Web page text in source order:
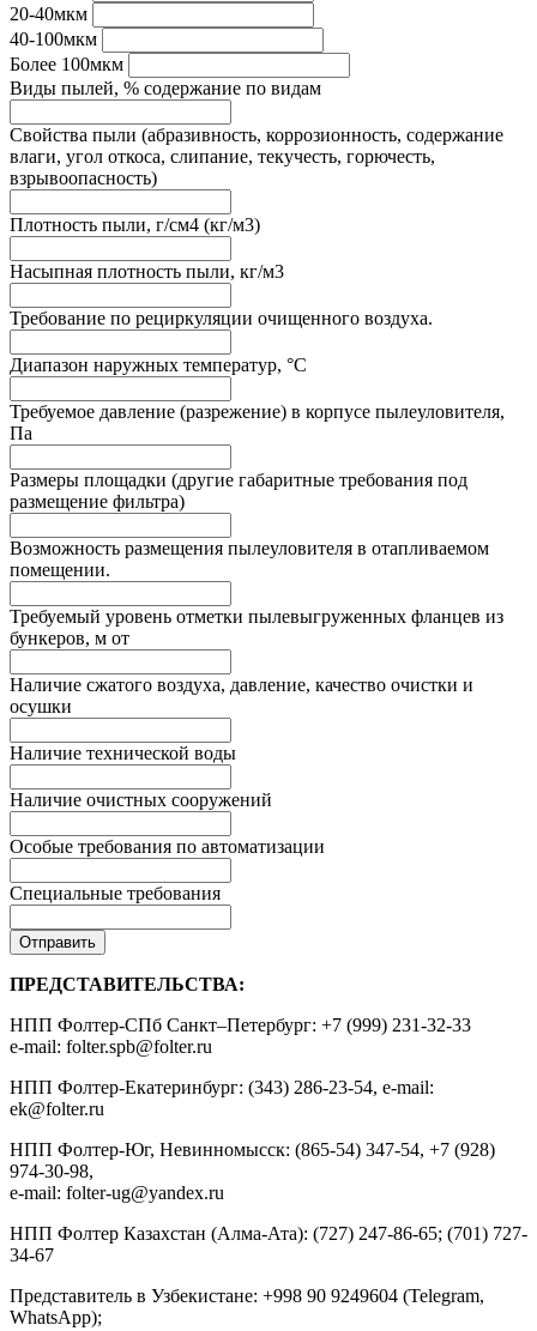
20-40мкм
40-100мкм
Более 100мкм
Виды пылей, % содержание по видам
Свойства пыли (абразивность, коррозионность, содержание
влаги, угол откоса, слипание, текучесть, горючесть,
взрывоопасность)
Плотность пыли, г/см4 (кг/м3)
Насыпная плотность пыли, кг/м3
Требование по рециркуляции очищенного воздуха.
Диапазон наружных температур, °С
Требуемое давление (разрежение) в корпусе пылеуловителя,
Па
Размеры площадки (другие габаритные требования под
размещение фильтра)
Возможность размещения пылеуловителя в отапливаемом
помещении.
Требуемый уровень отметки пылевыгруженных фланцев из
бункеров, м от
Наличие сжатого воздуха, давление, качество очистки и
осушки
Наличие технической воды
Наличие очистных сооружений
Особые требования по автоматизации
Специальные требования
ПРЕДСТАВИТЕЛЬСТВА:
НПП Фолтер-СПб Санкт–Петербург: +7 (999) 231-32-33
e-mail: folter.spb@folter.ru
НПП Фолтер-Екатеринбург: (343) 286-23-54, e-mail:
ek@folter.ru
НПП Фолтер-Юг, Невинномысск: (865-54) 347-54, +7 (928)
974-30-98,
e-mail: folter-ug@yandex.ru
НПП Фолтер Казахстан (Алма-Ата): (727) 247-86-65; (701) 727-
34-67
Представитель в Узбекистане: +998 90 9249604 (Telegram,
WhatsApp);